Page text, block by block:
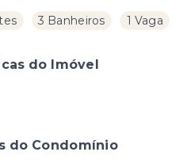
3 Banheiros 1 Vaga
do Imóvel
do Condomínio